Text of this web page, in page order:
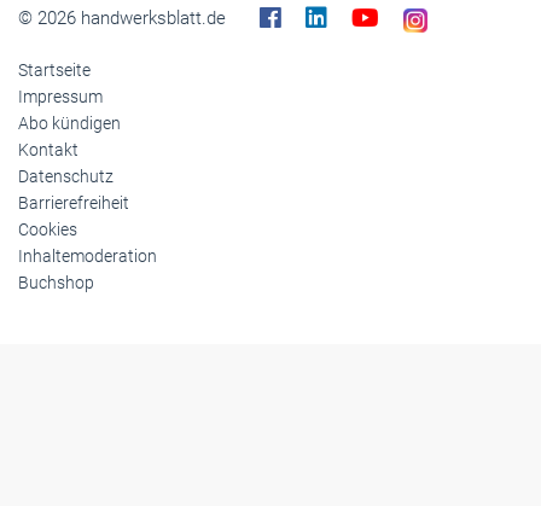
© 2026 handwerksblatt.de
Startseite
Impressum
Abo kündigen
Kontakt
Datenschutz
Barrierefreiheit
Cookies
Inhaltemoderation
Buchshop